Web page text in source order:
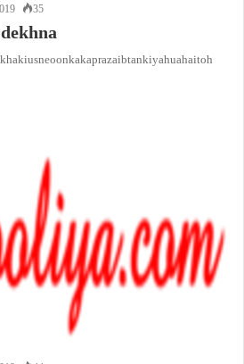
35
ki us ne oon ka kapra zaib tan kiya hua hai toh